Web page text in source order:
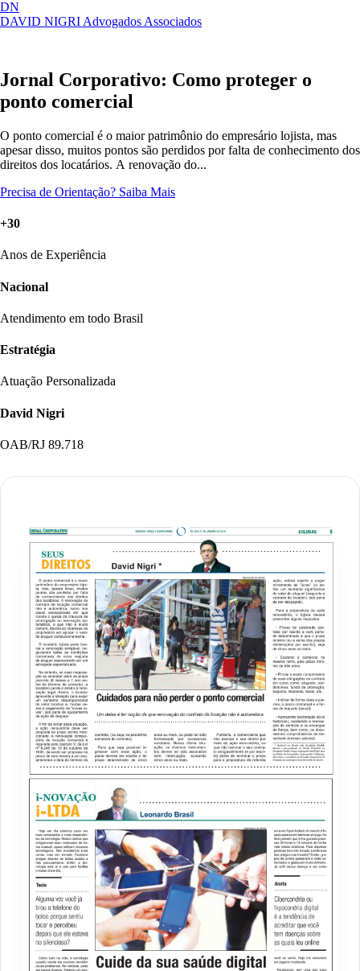
DN
DAVID NIGRI Advogados Associados
Artigos, sentenças, áreas de atuação,
Jornal Corporativo: Como proteger o
ponto comercial
O ponto comercial é o maior patrimônio do empresário lojista, mas
apesar disso, muitos pontos são perdidos por falta de conhecimento dos
direitos dos locatários. A renovação do...
Precisa de Orientação? Saiba Mais
+30
Anos de Experiência
Nacional
Atendimento em todo Brasil
Estratégia
Atuação Personalizada
David Nigri
OAB/RJ 89.718